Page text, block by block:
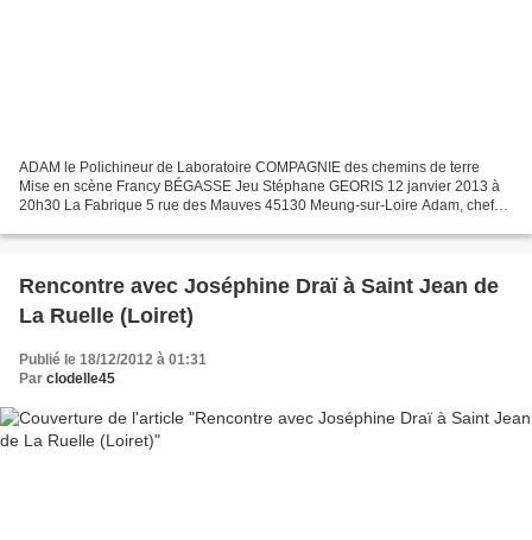
ADAM le Polichineur de Laboratoire COMPAGNIE des chemins de terre
Mise en scène Francy BÉGASSE Jeu Stéphane GEORIS 12 janvier 2013 à
20h30 La Fabrique 5 rue des Mauves 45130 Meung-sur-Loire Adam, chef
Rencontre avec Joséphine Draï à Saint Jean de
La Ruelle (Loiret)
Publié le 18/12/2012 à 01:31
Par clodelle45